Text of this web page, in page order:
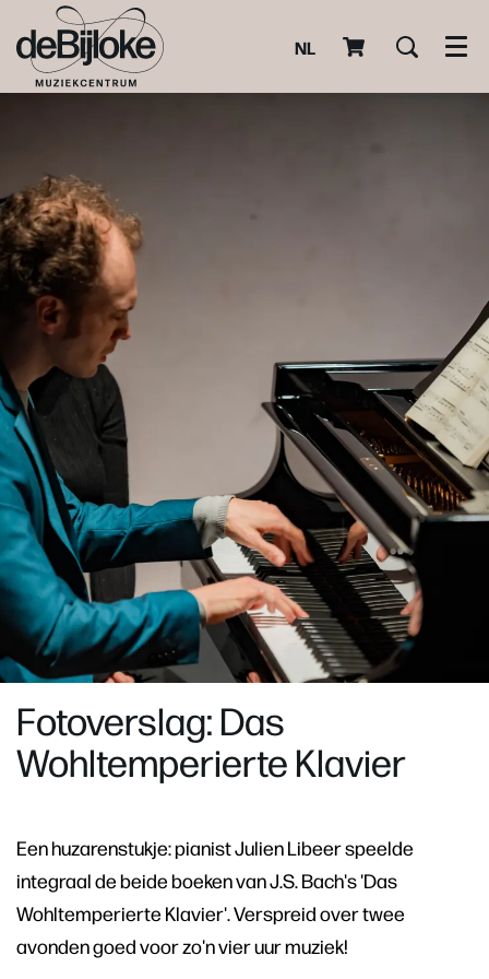
NL
Fotoverslag: Das
Wohltemperierte Klavier
Een huzarenstukje: pianist Julien Libeer speelde
integraal de beide boeken van J.S. Bach's 'Das
Wohltemperierte Klavier'. Verspreid over twee
avonden goed voor zo'n vier uur muziek!